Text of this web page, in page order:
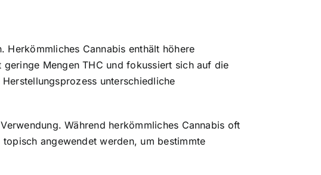
Herkömmliches Cannabis enthält höhere
Mengen THC und fokussiert sich auf die
unterschiedliche
Während herkömmliches Cannabis oft
angewendet werden, um bestimmte